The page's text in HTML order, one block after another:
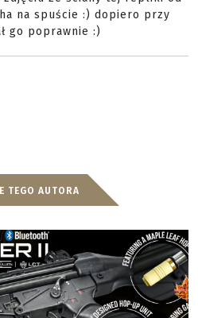
na spuście :) dopiero przy
go poprawnie :)
TEGO AUTORA